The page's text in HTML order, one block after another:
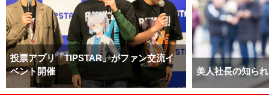
投票アプリ「TIPSTAR」がファン交流イ
ベント開催
美人社長の知ら